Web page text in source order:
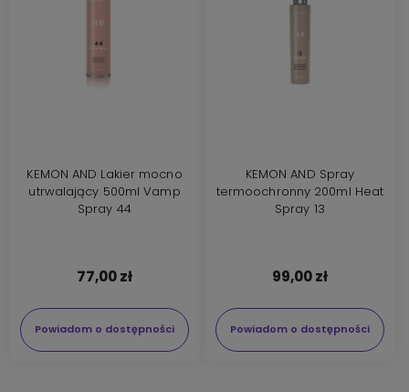
KEMON AND Lakier mocno
utrwalający 500ml Vamp
Spray 44
77,00 zł
Powiadom o dostępności
KEMON AND Spray
termoochronny 200ml Heat
Spray 13
99,00 zł
Powiadom o dostępności